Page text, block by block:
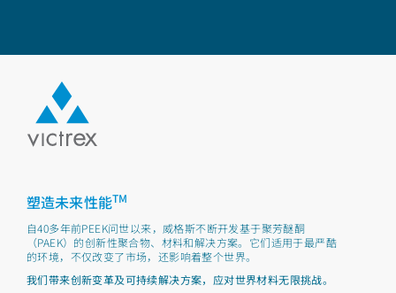
塑造未来性能TM
自40多年前PEEK问世以来，威格斯不断开发基于聚芳醚酮
（PAEK）的创新性聚合物、材料和解决方案。它们适用于最严酷
的环境，不仅改变了市场，还影响着整个世界。
我们带来创新变革及可持续解决方案，应对世界材料无限挑战。